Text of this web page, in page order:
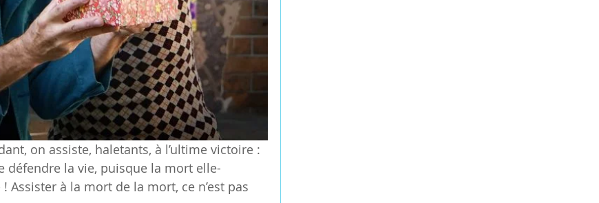
on assiste, haletants, à l’ultime victoire :
défendre la vie, puisque la mort elle-
Assister à la mort de la mort, ce n’est pas